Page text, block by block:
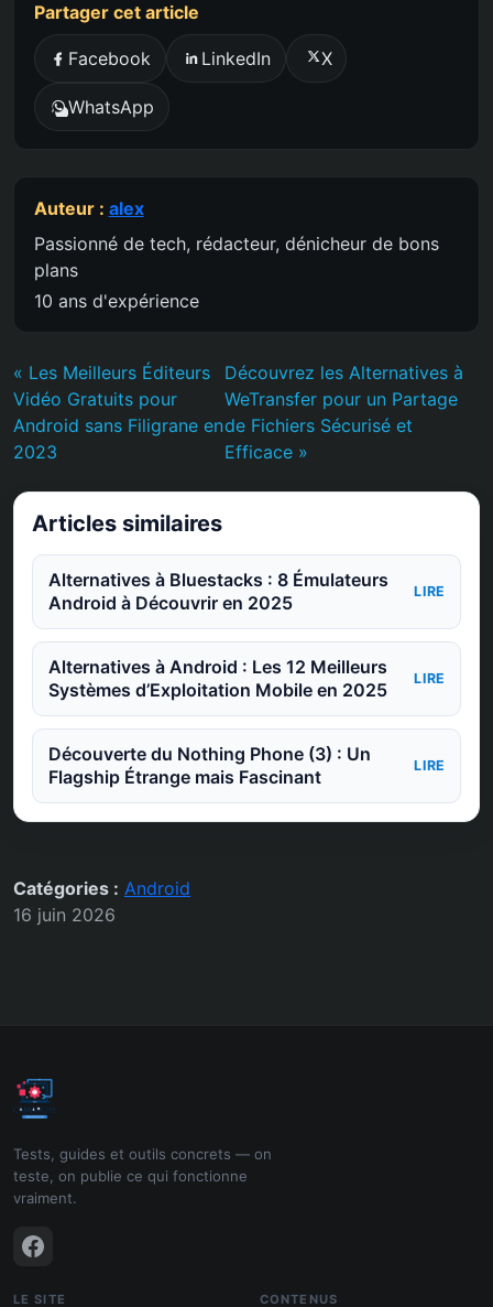
Partager cet article
Facebook LinkedIn X
WhatsApp
Auteur : alex
Passionné de tech, rédacteur, dénicheur de bons
plans
10 ans d'expérience
« Les Meilleurs Éditeurs
Vidéo Gratuits pour
Android sans Filigrane en
2023
Découvrez les Alternatives à
WeTransfer pour un Partage
de Fichiers Sécurisé et
Efficace »
Articles similaires
Alternatives à Bluestacks : 8 Émulateurs
Android à Découvrir en 2025
LIRE
Alternatives à Android : Les 12 Meilleurs
Systèmes d’Exploitation Mobile en 2025
LIRE
Découverte du Nothing Phone (3) : Un
Flagship Étrange mais Fascinant
LIRE
Catégories : Android
16 juin 2026
Tests, guides et outils concrets — on
teste, on publie ce qui fonctionne
vraiment.
LE SITE CONTENUS